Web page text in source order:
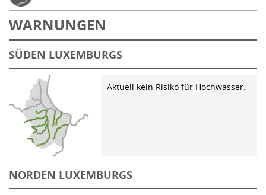
WARNUNGEN
SÜDEN LUXEMBURGS
Aktuell kein Risiko für Hochwasser.
NORDEN LUXEMBURGS